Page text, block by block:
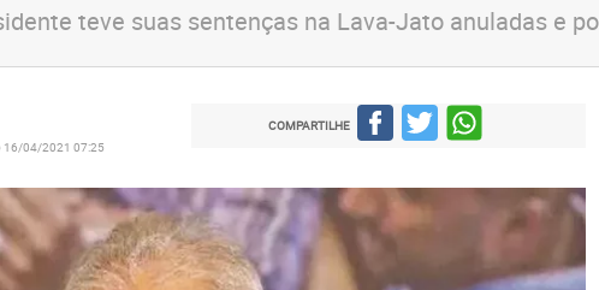
teve suas sentenças na Lava-Jato anuladas e
16/04/2021 07:25
COMPARTILHE